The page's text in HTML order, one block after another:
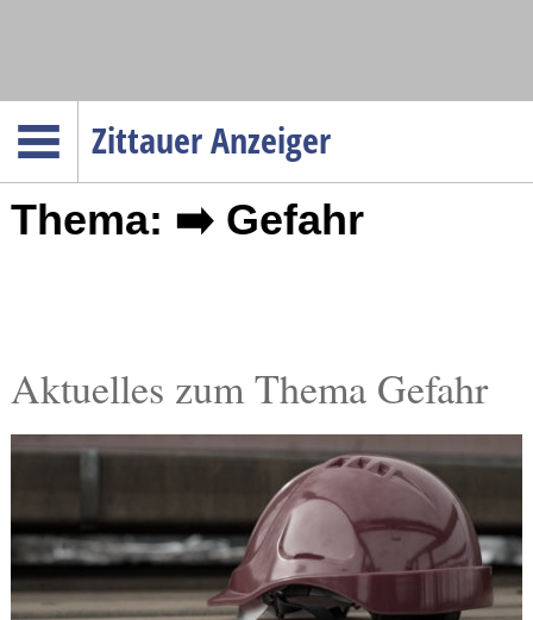
Zittauer Anzeiger
Menüpunkte
Startseite
Verkehr
Gesundheit
Sport
Termine
Kostenlos
Thema: ➡️ Gefahr
Aktuelles zum Thema Gefahr